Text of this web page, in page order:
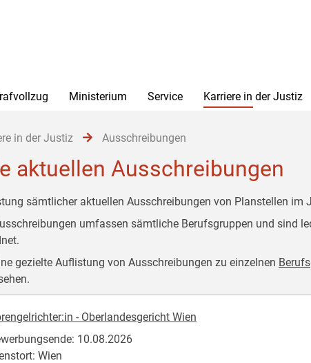
Ministerium Service Karriere in der Justiz
in der Justiz Ausschreibungen
aktuellen Ausschreibungen
sämtlicher aktuellen Ausschreibungen von Planstellen im
umfassen sämtliche Berufsgruppen und sind
gezielte Auflistung von Ausschreibungen zu einzelnen
- Oberlandesgericht Wien
10.08.2026
Wien